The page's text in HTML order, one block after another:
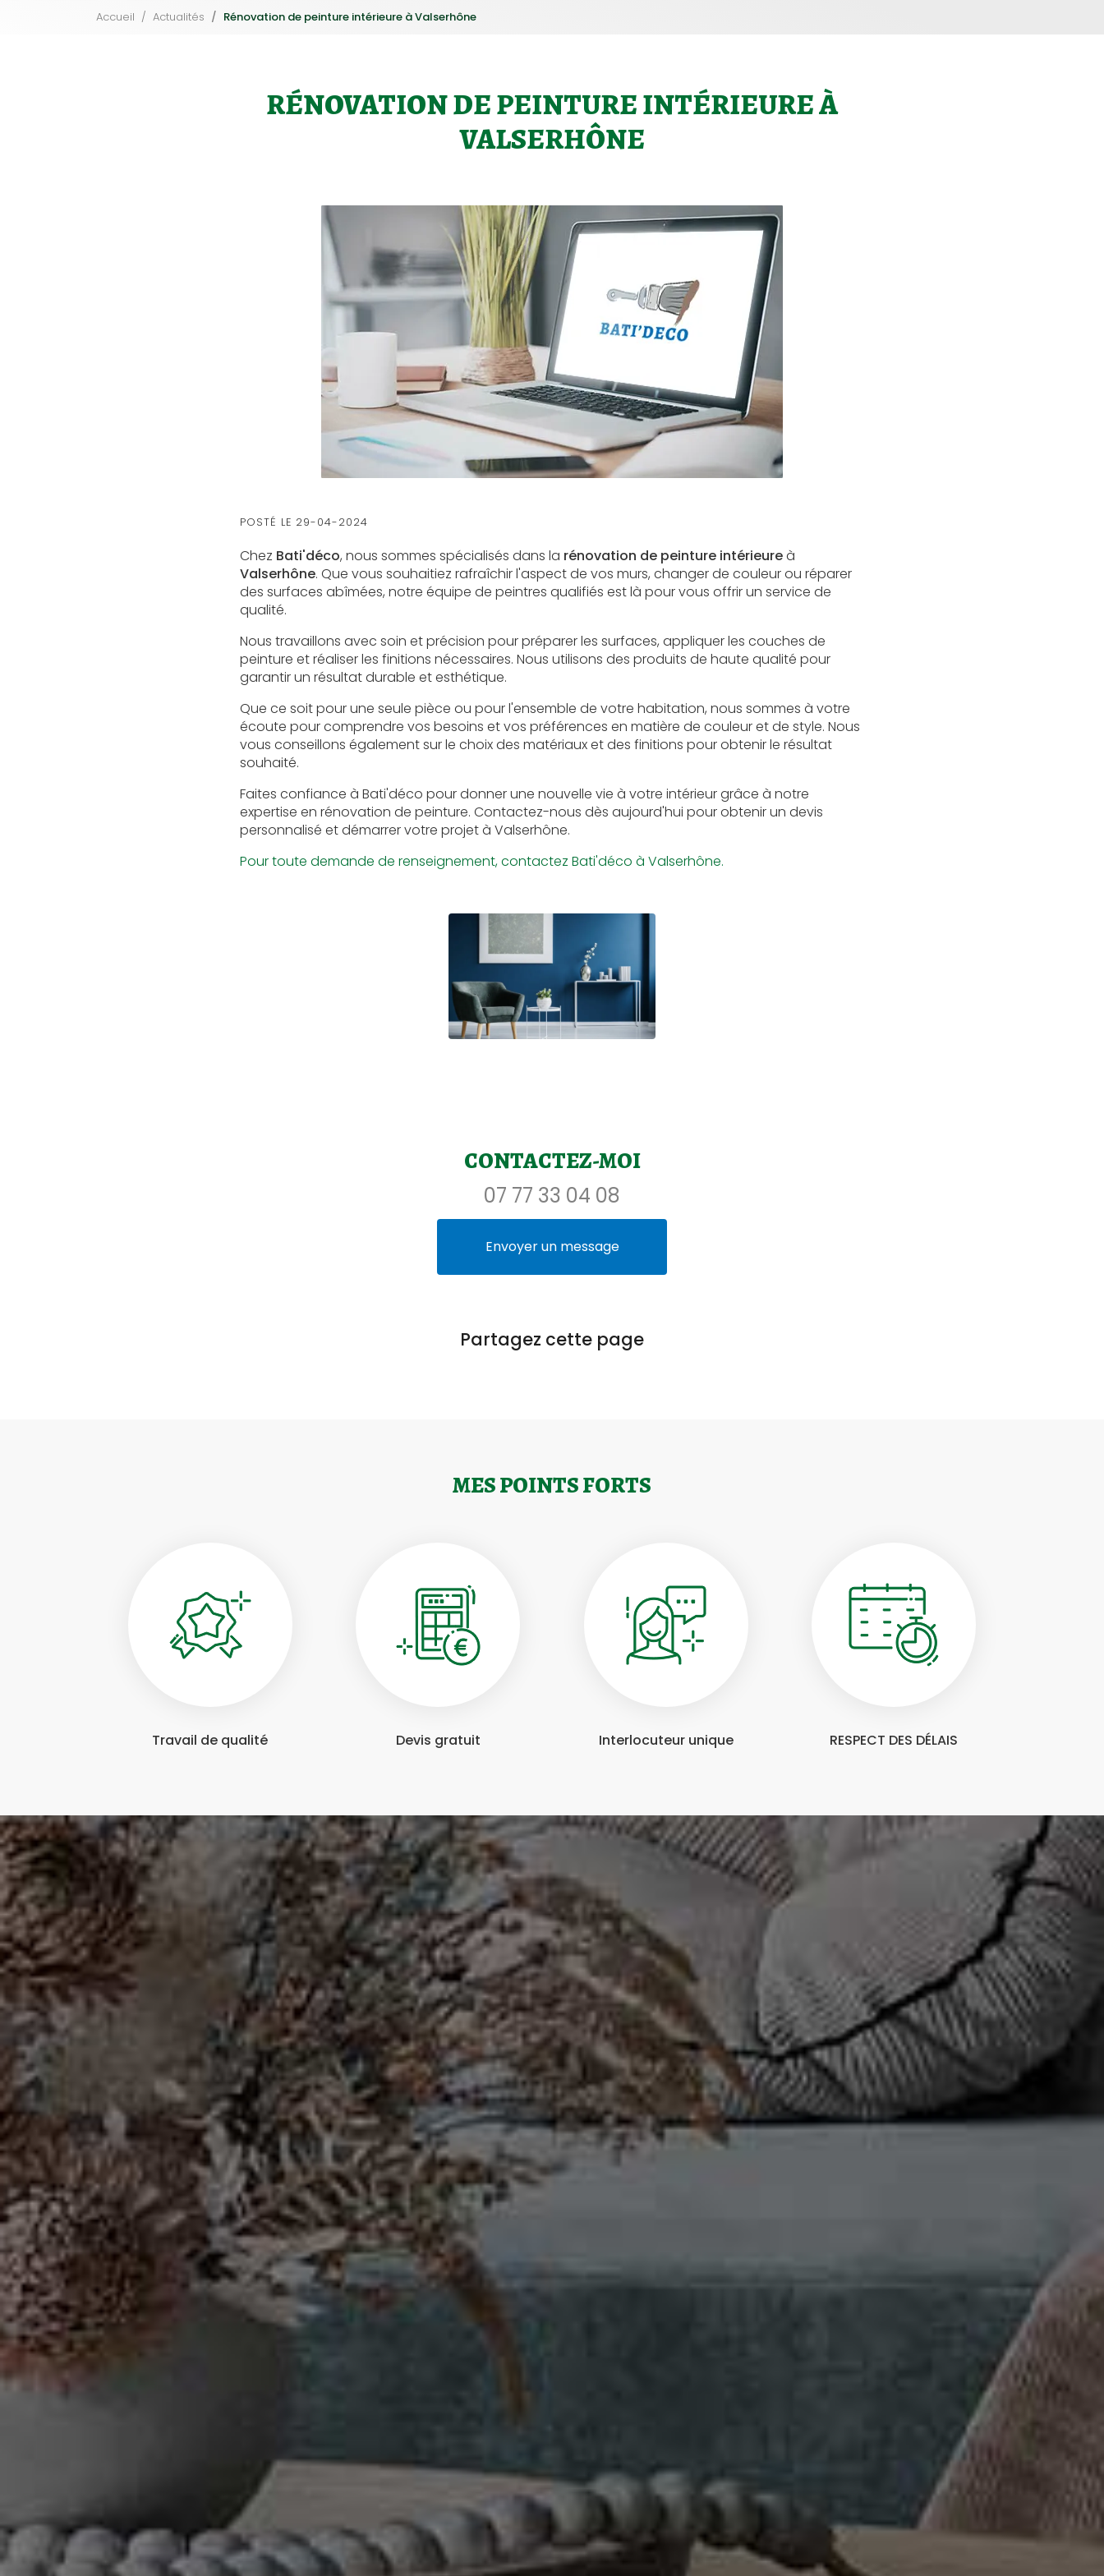
Accueil Actualités Rénovation de peinture intérieure à Valserhône
RÉNOVATION DE PEINTURE INTÉRIEURE À
VALSERHÔNE
POSTÉ LE 29-04-2024
Chez Bati'déco, nous sommes spécialisés dans la rénovation de peinture intérieureà
Valserhône. Que vous souhaitiez rafraîchir l'aspect de vos murs, changer de couleur ou réparer
des surfaces abîmées, notre équipe de peintres qualifiés est là pour vous offrir un service de
qualité.
Nous travaillons avec soin et précision pour préparer les surfaces, appliquer les couches de
peinture et réaliser les finitions nécessaires. Nous utilisons des produits de haute qualité pour
garantir un résultat durable et esthétique.
Que ce soit pour une seule pièce ou pour l'ensemble de votre habitation, nous sommes à votre
écoute pour comprendre vos besoins et vos préférences en matière de couleur et de style. Nous
vous conseillons également sur le choix des matériaux et des finitions pour obtenir le résultat
souhaité.
Faites confiance à Bati'déco pour donner une nouvelle vie à votre intérieur grâce à notre
expertise en rénovation de peinture. Contactez-nous dès aujourd'hui pour obtenir un devis
personnalisé et démarrer votre projet à Valserhône.
Pour toute demande de renseignement, contactez Bati'déco à Valserhône.
CONTACTEZ-MOI
07 77 33 04 08
Envoyer un message
Partagez cette page
MES POINTS FORTS
Travail de qualité Devis gratuit Interlocuteur unique RESPECT DES DÉLAIS